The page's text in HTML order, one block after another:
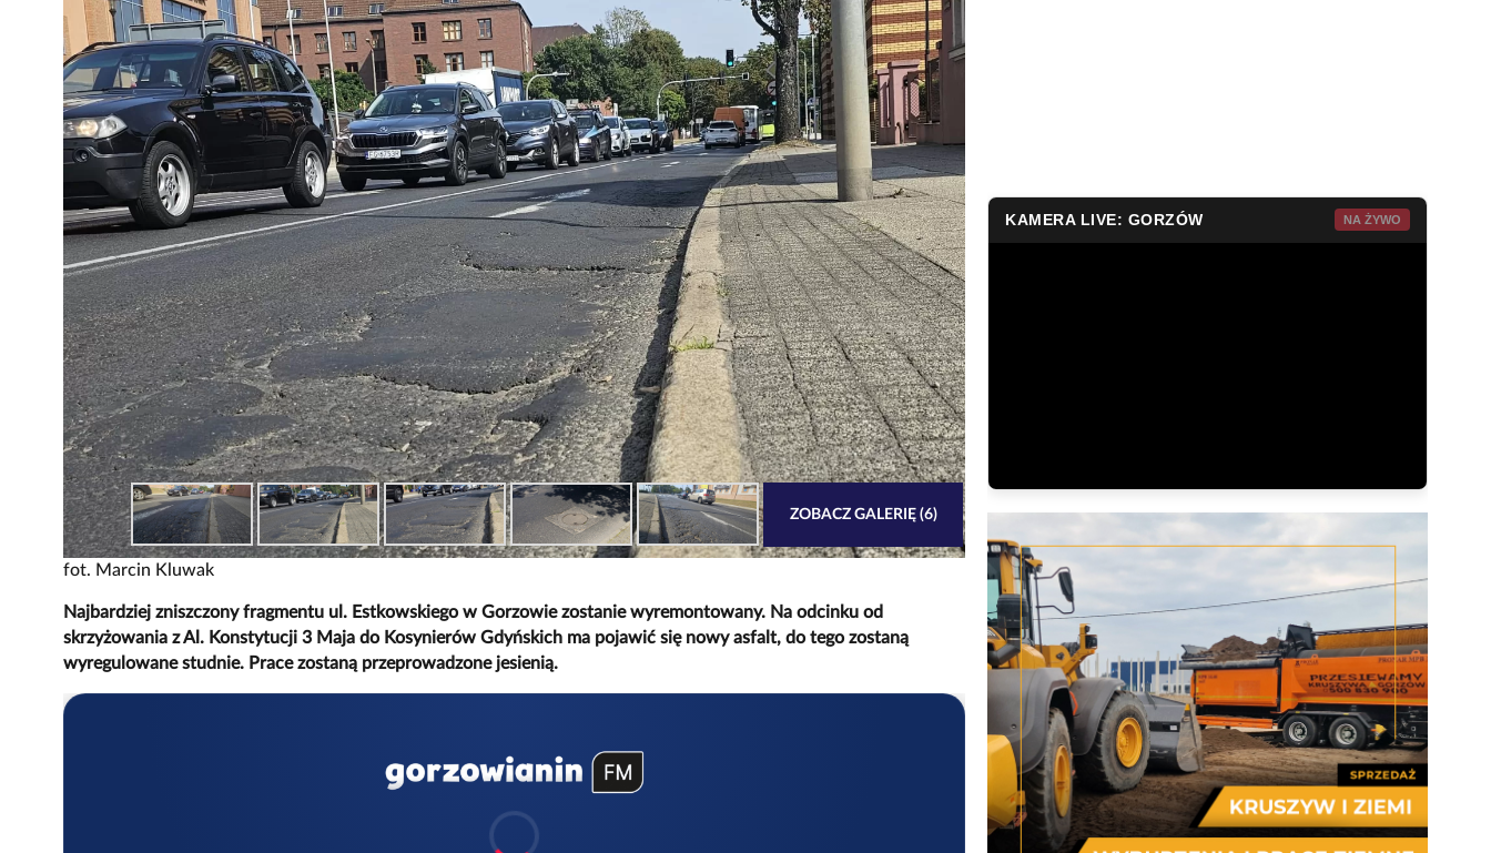
fot. Marcin Kluwak
ZOBACZ GALERIĘ (6)
Najbardziej zniszczony fragmentu ul. Estkowskiego w Gorzowie zostanie wyremontowany. Na odcinku od
skrzyżowania z Al. Konstytucji 3 Maja do Kosynierów Gdyńskich ma pojawić się nowy asfalt, do tego zostaną
wyregulowane studnie. Prace zostaną przeprowadzone jesienią.
KAMERA LIVE: GORZÓW NA ŻYWO